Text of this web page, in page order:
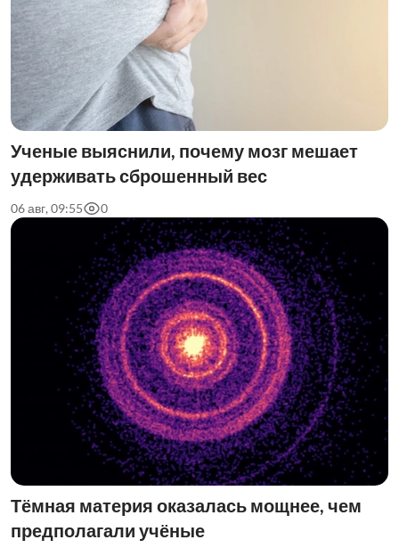
Ученые выяснили, почему мозг мешает
удерживать сброшенный вес
06 авг, 09:55 0
Тёмная материя оказалась мощнее, чем
предполагали учёные